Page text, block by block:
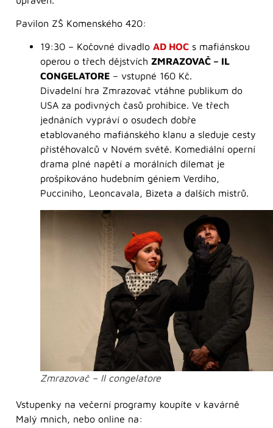
Pavilon ZŠ Komenského 420:
19:30 – Kočovné divadlo AD HOC s mafiánskou
operou o třech dějstvích ZMRAZOVAČ – IL
CONGELATORE – vstupné 160 Kč.
Divadelní hra Zmrazovač vtáhne publikum do
USA za podivných časů prohibice. Ve třech
jednáních vypráví o osudech dobře
etablovaného mafiánského klanu a sleduje cesty
přistěhovalců v Novém světě. Komediální operní
drama plné napětí a morálních dilemat je
prošpikováno hudebním géniem Verdiho,
Pucciniho, Leoncavala, Bizeta a dalších mistrů.
Zmrazovač – Il congelatore
Vstupenky na večerní programy koupíte v kavárně
Malý mnich, nebo online na: